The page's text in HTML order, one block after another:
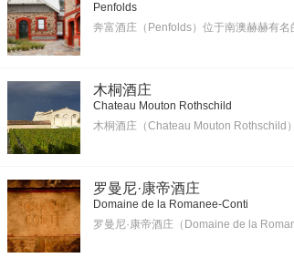
Penfolds
奔富酒庄（Penfolds）位于南澳赫赫有
木桐酒庄
Chateau Mouton Rothschild
木桐酒庄（Chateau Mouton Rothschild
罗曼尼·康帝酒庄
Domaine de la Romanee-Conti
罗曼尼·康帝酒庄（Domaine de la